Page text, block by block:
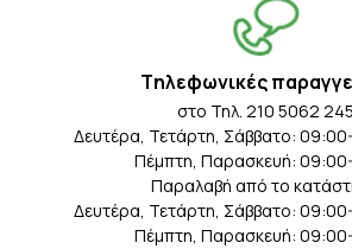
Tηλεφωνικές
στο Τηλ. 210 5062 245
Δευτέρα, Τετάρτη, Σάββατο:
Πέμπτη, Παρασκευή:
Παραλαβή από το
Δευτέρα, Τετάρτη, Σάββατο:
Πέμπτη, Παρασκευή: